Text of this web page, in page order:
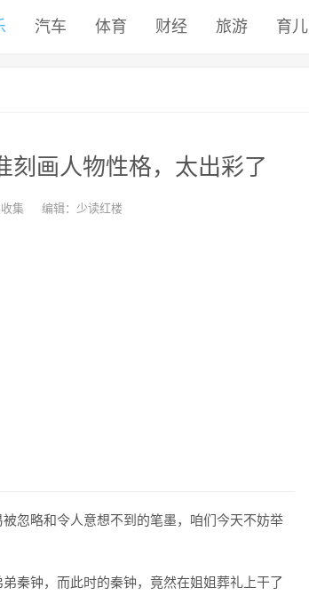
汽车 体育 财经 旅游 育儿
刻画人物性格，太出彩了
集 编辑：少读红楼
忽略和令人意想不到的笔墨，咱们今天不妨举
秦钟，而此时的秦钟，竟然在姐姐葬礼上干了